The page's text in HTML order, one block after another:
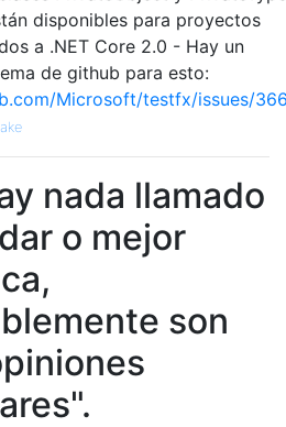
disponibles para proyectos
a .NET Core 2.0 - Hay un
de github para esto:
Microsoft/testfx/issues/
nada llamado
o mejor
son